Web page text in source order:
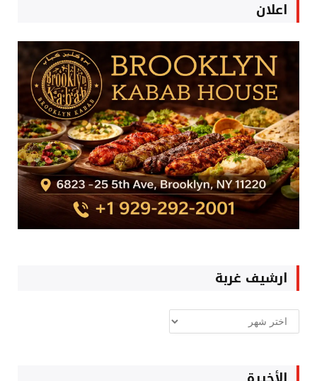
اعلان
ارشيف غربة
ارشيف
غربة